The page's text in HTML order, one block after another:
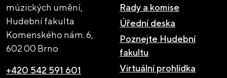
múzických umění,
Hudební fakulta
Komenského nám. 6,
602 00 Brno
+420 542 591 601
Rady a komise
Úřední deska
Poznejte Hudební
fakultu
Virtuální prohlídka